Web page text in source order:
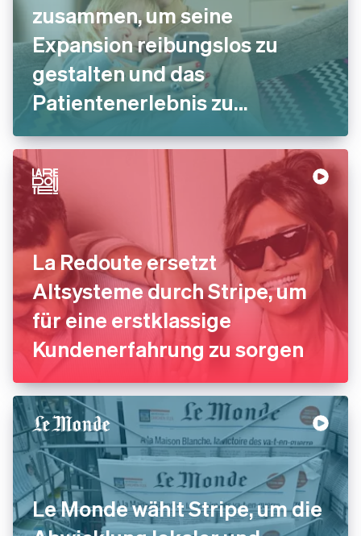
zusammen, um seine
Expansion reibungslos zu
gestalten und das
Patientenerlebnis zu
verbessern
La Redoute ersetzt
Altsysteme durch Stripe, um
für eine erstklassige
Kundenerfahrung zu sorgen
Le Monde wählt Stripe, um die